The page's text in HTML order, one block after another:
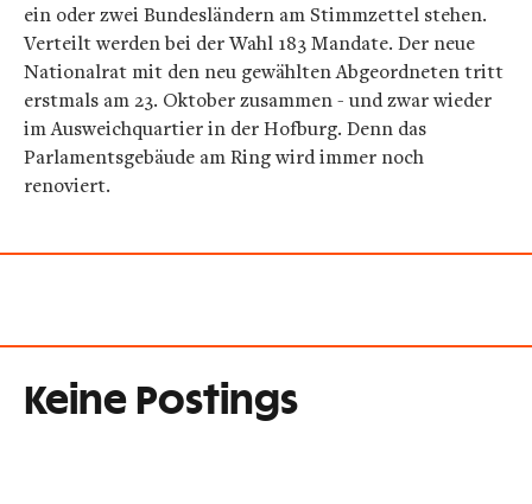
ein oder zwei Bundesländern am Stimmzettel stehen.
Verteilt werden bei der Wahl 183 Mandate. Der neue
Nationalrat mit den neu gewählten Abgeordneten tritt
erstmals am 23. Oktober zusammen - und zwar wieder
im Ausweichquartier in der Hofburg. Denn das
Parlamentsgebäude am Ring wird immer noch
renoviert.
Keine Postings